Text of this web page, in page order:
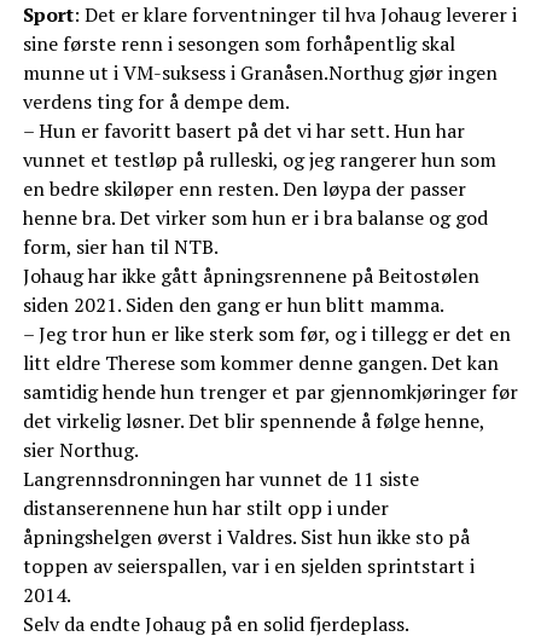
Sport: Det er klare forventninger til hva Johaug leverer i
sine første renn i sesongen som forhåpentlig skal
munne ut i VM-suksess i Granåsen.Northug gjør ingen
verdens ting for å dempe dem.
– Hun er favoritt basert på det vi har sett. Hun har
vunnet et testløp på rulleski, og jeg rangerer hun som
en bedre skiløper enn resten. Den løypa der passer
henne bra. Det virker som hun er i bra balanse og god
form, sier han til NTB.
Johaug har ikke gått åpningsrennene på Beitostølen
siden 2021. Siden den gang er hun blitt mamma.
– Jeg tror hun er like sterk som før, og i tillegg er det en
litt eldre Therese som kommer denne gangen. Det kan
samtidig hende hun trenger et par gjennomkjøringer før
det virkelig løsner. Det blir spennende å følge henne,
sier Northug.
Langrennsdronningen har vunnet de 11 siste
distanserennene hun har stilt opp i under
åpningshelgen øverst i Valdres. Sist hun ikke sto på
toppen av seierspallen, var i en sjelden sprintstart i
2014.
Selv da endte Johaug på en solid fjerdeplass.